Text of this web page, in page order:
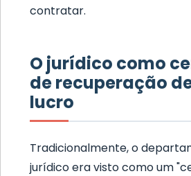
contratar.
O jurídico como
de recuperação
lucro
Tradicionalmente, o
jurídico era visto como um